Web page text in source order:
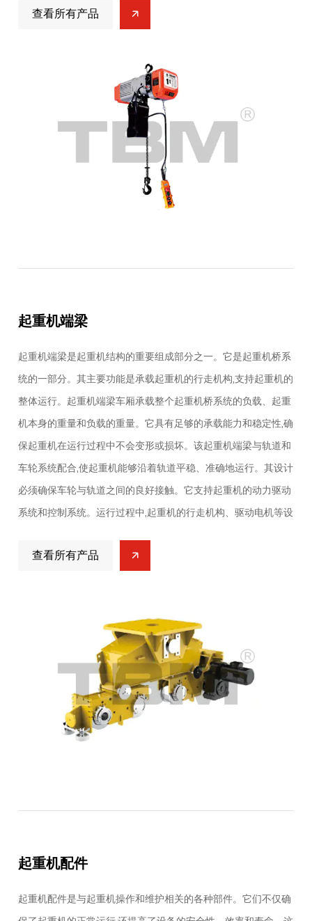
过调节电流频率,可提供平稳、无冲击的起重过程。本产品在设计
查看所有产品
起重机端梁
起重机端梁是起重机结构的重要组成部分之一。它是起重机桥系
统的一部分。其主要功能是承载起重机的行走机构,支持起重机的
整体运行。起重机端梁车厢承载整个起重机桥系统的负载、起重
机本身的重量和负载的重量。它具有足够的承载能力和稳定性,确
保起重机在运行过程中不会变形或损坏。该起重机端梁与轨道和
车轮系统配合,使起重机能够沿着轨道平稳、准确地运行。其设计
必须确保车轮与轨道之间的良好接触。它支持起重机的动力驱动
系统和控制系统。运行过程中,起重机的行走机构、驱动电机等设
部电气系统、机械系统等免受外部环境影响。
查看所有产品
起重机配件
起重机配件是与起重机操作和维护相关的各种部件。它们不仅确